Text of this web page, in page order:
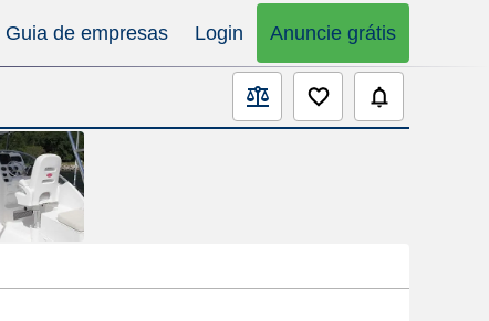
Guia de empresas Login Anuncie grátis